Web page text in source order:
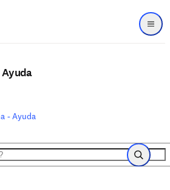
Menú
Ayuda
- Ayuda
Buscar